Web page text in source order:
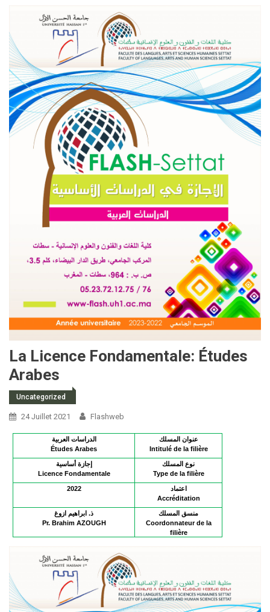
La Licence Fondamentale: Études
Arabes
Uncategorized
24 Juillet 2021 Flashweb
الدراسات العربية
Études Arabes
عنوان المسلك
Intitulé de la filière
إجازة أساسية
Licence Fondamentale
نوع المسلك
Type de la filière
2
202
اعتماد
Accréditation
ذ. ابراهيم ازوغ
Pr. Brahim AZOUGH
منسق المسلك
Coordonnateur de la
filière